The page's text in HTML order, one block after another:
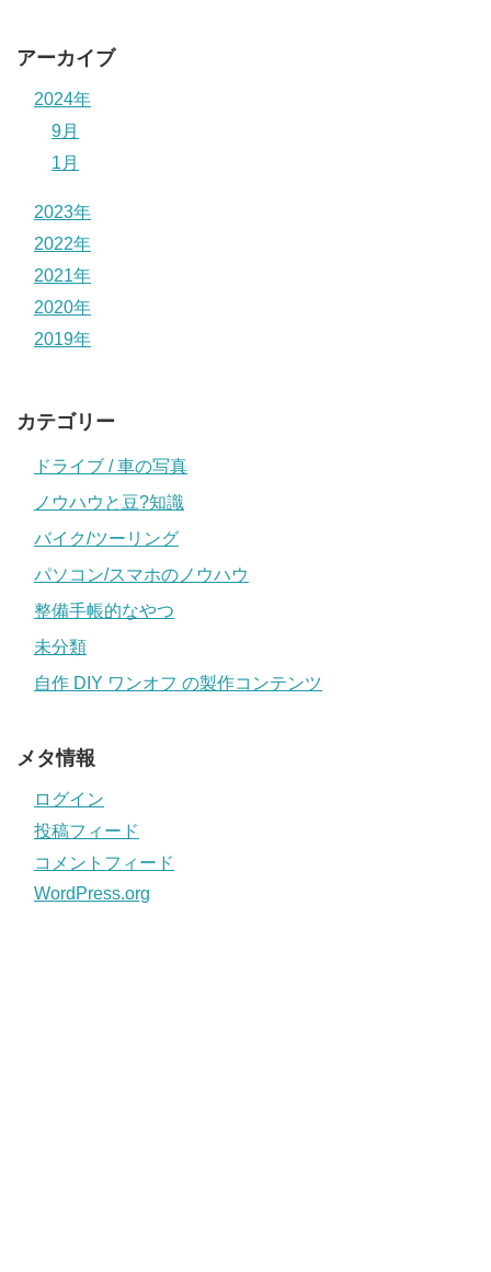
アーカイブ
2024年
9月
1月
2023年
2022年
2021年
2020年
2019年
カテゴリー
ドライブ / 車の写真
ノウハウと豆?知識
バイク/ツーリング
パソコン/スマホのノウハウ
整備手帳的なやつ
未分類
自作 DIY ワンオフ の製作コンテンツ
メタ情報
ログイン
投稿フィード
コメントフィード
WordPress.org